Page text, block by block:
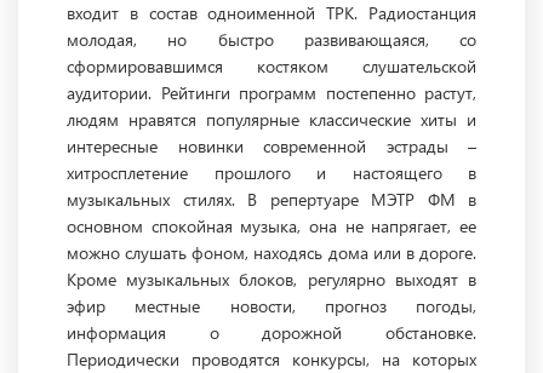
входит в состав одноименной ТРК. Радиостанция
молодая, но быстро развивающаяся, со
сформировавшимся костяком слушательской
аудитории. Рейтинги программ постепенно растут,
людям нравятся популярные классические хиты и
интересные новинки современной эстрады –
хитросплетение прошлого и настоящего в
музыкальных стилях. В репертуаре МЭТР ФМ в
основном спокойная музыка, она не напрягает, ее
можно слушать фоном, находясь дома или в дороге.
Кроме музыкальных блоков, регулярно выходят в
эфир местные новости, прогноз погоды,
информация о дорожной обстановке.
Периодически проводятся конкурсы, на которых